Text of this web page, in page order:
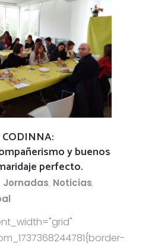
y buenos
perfecto.
Jornadas, Noticias,